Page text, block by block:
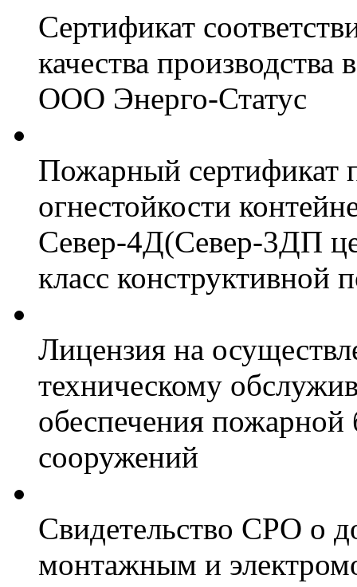
Сертификат
качества
ООО Энерго-Статус
Пожарный сертификат
огнестойкости
Север-4Д(Север-3ДП
класс конструктивной
Лицензия на
техническому
обеспечения пожарной
сооружений
Свидетельство СРО о
монтажным и